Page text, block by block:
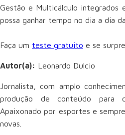
Gestão e Multicálculo integrados
possa ganhar tempo no dia a dia
Faça um teste gratuito e se
Autor(a): Leonardo Dulcio
Jornalista, com amplo
produção de conteúdo para
Apaixonado por esportes e
novas.